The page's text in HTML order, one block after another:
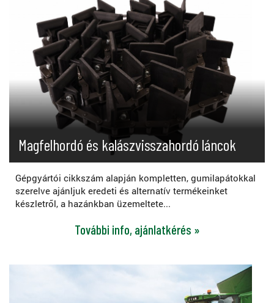
Magfelhordó és kalászvisszahordó láncok
Gépgyártói cikkszám alapján kompletten, gumilapátokkal
szerelve ajánljuk eredeti és alternatív termékeinket
készletről, a hazánkban üzemeltete...
További info, ajánlatkérés »